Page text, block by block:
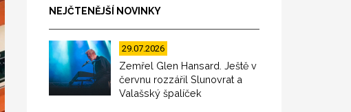
NEJČTENĚJŠÍ NOVINKY
29.07.2026
Zemřel Glen Hansard. Ještě v
červnu rozzářil Slunovrat a
Valašský špalíček